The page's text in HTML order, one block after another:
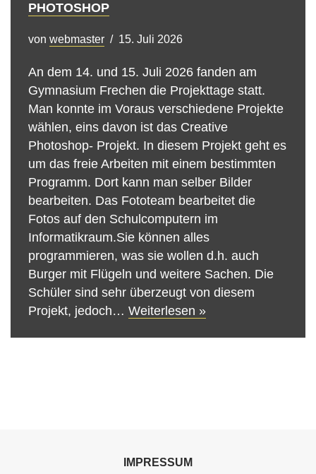
PHOTOSHOP
von webmaster 15. Juli 2026
An dem 14. und 15. Juli 2026 fanden am
Gymnasium Frechen die Projekttage statt.
Man konnte im Voraus verschiedene Projekte
wählen, eins davon ist das Creative
Photoshop- Projekt. In diesem Projekt geht es
um das freie Arbeiten mit einem bestimmten
Programm. Dort kann man selber Bilder
bearbeiten. Das Fototeam bearbeitet die
Fotos auf den Schulcomputern im
Informatikraum.Sie können alles
programmieren, was sie wollen d.h. auch
Burger mit Flügeln und weitere Sachen. Die
Schüler sind sehr überzeugt von diesem
Projekt, jedoch… Weiterlesen »
IMPRESSUM